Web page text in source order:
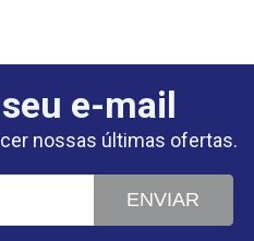
e-mail
nossas últimas ofertas.
ENVIAR